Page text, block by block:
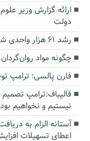
ارائه گزارش وزیر
دولت
رشد ۶۱ هزار واحدی شاخص بورس
چگونه مواد
فارن پالسی: ترامپ
قالیباف:ترامپ
نیستیم و نخواهیم بود
اعطای تسهیلات